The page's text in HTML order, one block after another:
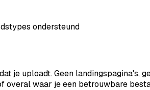
ondersteund
je uploadt. Geen landingspagina's,
overal waar je een betrouwbare